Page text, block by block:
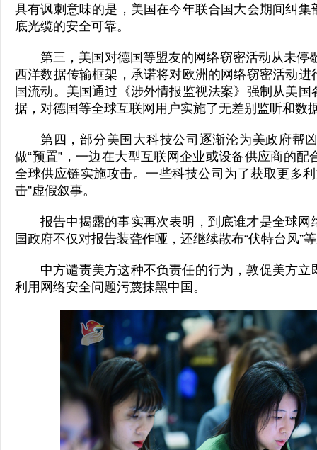
具有讽刺意味的是，美国在今年联合国大会期间纠
底光缆的安全可靠。
第三，美国对德国等盟友的网络窃密活动从未停
西洋数据传输框架，承诺将对欧洲的网络窃密活动
国流动。美国通过《涉外情报监视法案》强制从美
据，对德国等全球互联网用户实施了无差别监听和数
第四，部分美国大科技公司逐渐沦为美政府帮
做“预置”，一边在大型互联网企业或设备供应商的
全球供应链实施攻击。一些科技公司为了获取更多
击”虚假叙事。
报告中揭露的事实再次表明，到底谁才是全球
国政府不仅对报告装聋作哑，还继续散布“伏特台风”
中方谴责美方这种不负责任的行为，敦促美方
利用网络安全问题污蔑抹黑中国。